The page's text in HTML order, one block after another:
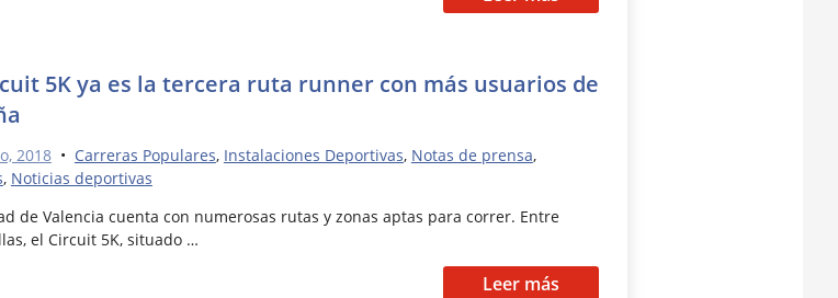
5K ya es la tercera ruta runner con más usuarios de
2018• Carreras Populares, Instalaciones Deportivas, Notas de prensa,
, Noticias deportivas
de Valencia cuenta con numerosas rutas y zonas aptas para correr. Entre
el Circuit 5K, situado …
Leer más